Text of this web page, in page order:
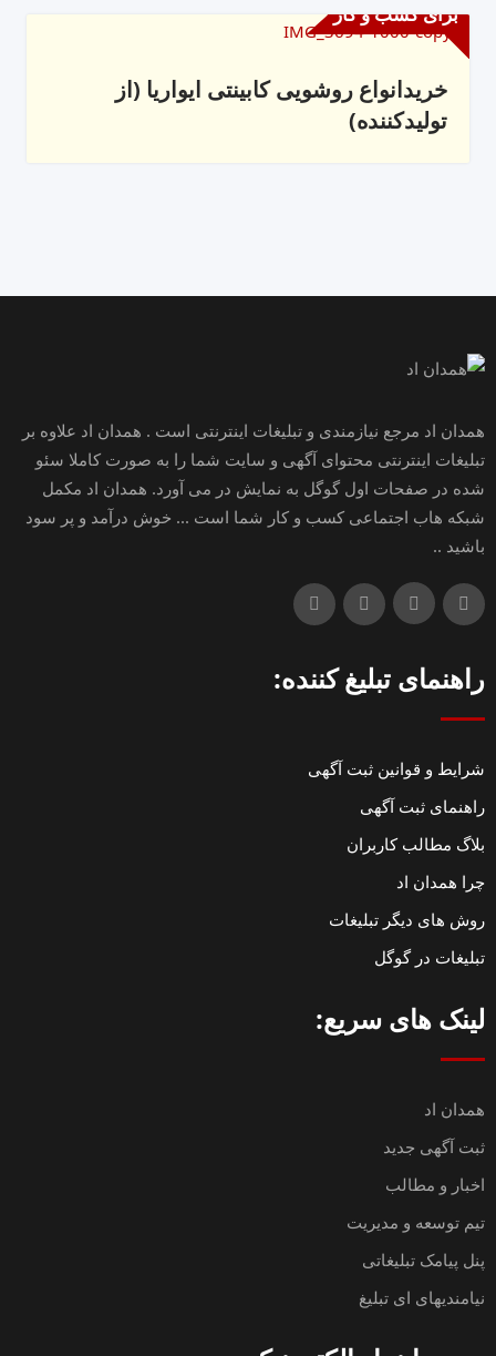
برای کسب و کار
خریدانواع روشویی کابینتی ایواریا (از
تولیدکننده)
همدان اد مرجع نیازمندی و تبلیغات اینترنتی است . همدان اد علاوه بر
تبلیغات اینترنتی محتوای آگهی و سایت شما را به صورت کاملا سئو
شده در صفحات اول گوگل به نمایش در می آورد. همدان اد مکمل
شبکه هاب اجتماعی کسب و کار شما است ... خوش درآمد و پر سود
باشید ..
راهنمای تبلیغ کننده:
شرایط و قوانین ثبت آگهی
راهنمای ثبت آگهی
بلاگ مطالب کاربران
چرا همدان اد
روش های دیگر تبلیغات
تبلیغات در گوگل
لینک های سریع:
همدان اد
ثبت آگهی جدید
اخبار و مطالب
تیم توسعه و مدیریت
پنل پیامک تبلیغاتی
نیامندیهای ای تبلیغ